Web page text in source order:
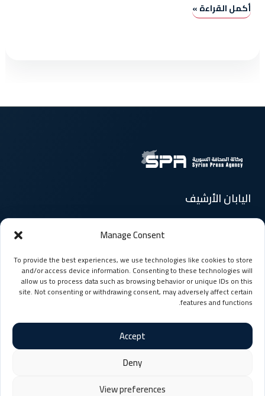
Manage Consent
To provide the best experiences, we use technologies like cookies to store
and/or access device information. Consenting to these technologies will
allow us to process data such as browsing behavior or unique IDs on this
site. Not consenting or withdrawing consent, may adversely affect certain
features and functions.
Accept
Deny
View preferences
أكمل القراءة »
اليابان الأرشيف
الأخبار
المقالات السوريون حول العالم
منوعات وسائط متعددة